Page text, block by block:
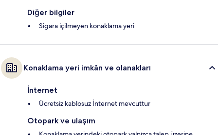
Diğer bilgiler
Sigara içilmeyen konaklama yeri
Konaklama yeri imkân ve olanakları
İnternet
Ücretsiz kablosuz İnternet mevcuttur
Otopark ve ulaşım